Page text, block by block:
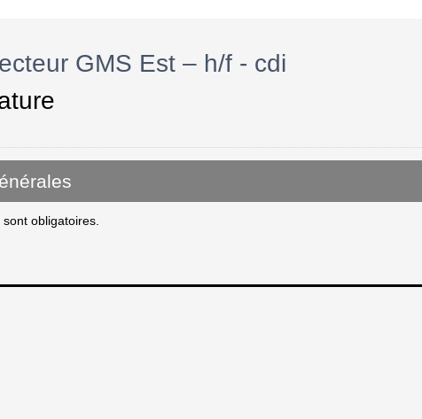
GMS Est – h/f - cdi
sont obligatoires.